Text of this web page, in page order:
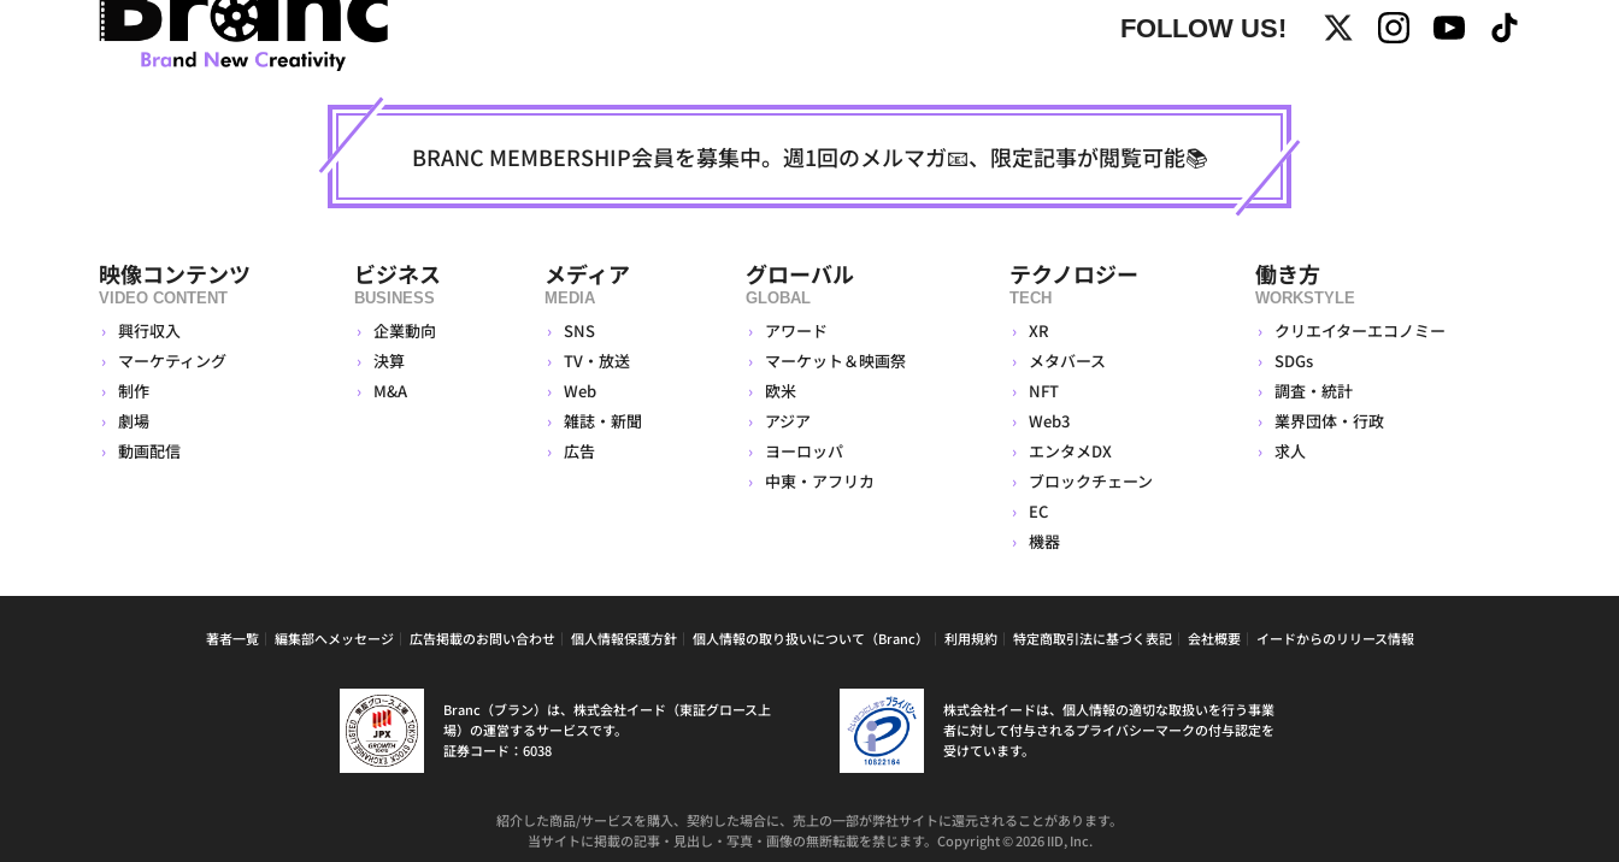
FOLLOW US!
BRANC MEMBERSHIP会員を募集中。週1回のメルマガ📧、限定記事が閲覧可能📚
映像コンテンツ
VIDEO CONTENT
興行収入
マーケティング
制作
劇場
動画配信
ビジネス
BUSINESS
企業動向
決算
M&A
メディア
MEDIA
SNS
TV・放送
Web
雑誌・新聞
広告
グローバル
GLOBAL
アワード
マーケット＆映画祭
欧米
アジア
ヨーロッパ
中東・アフリカ
テクノロジー
TECH
XR
メタバース
NFT
Web3
エンタメDX
ブロックチェーン
EC
機器
働き方
WORKSTYLE
クリエイターエコノミー
SDGs
調査・統計
業界団体・行政
求人
著者一覧 編集部へメッセージ 広告掲載のお問い合わせ 個人情報保護方針 個人情報の取り扱いについて（Branc） 利用規約 特定商取引法に基づく表記 会社概要 イードからのリリース情報
Branc（ブラン）は、株式会社イード（東証グロース上
場）の運営するサービスです。
証券コード：6038
株式会社イードは、個人情報の適切な取扱いを行う事業
者に対して付与されるプライバシーマークの付与認定を
受けています。
紹介した商品/サービスを購入、契約した場合に、売上の一部が弊社サイトに還元されることがあります。
当サイトに掲載の記事・見出し・写真・画像の無断転載を禁じます。Copyright © 2026 IID, Inc.